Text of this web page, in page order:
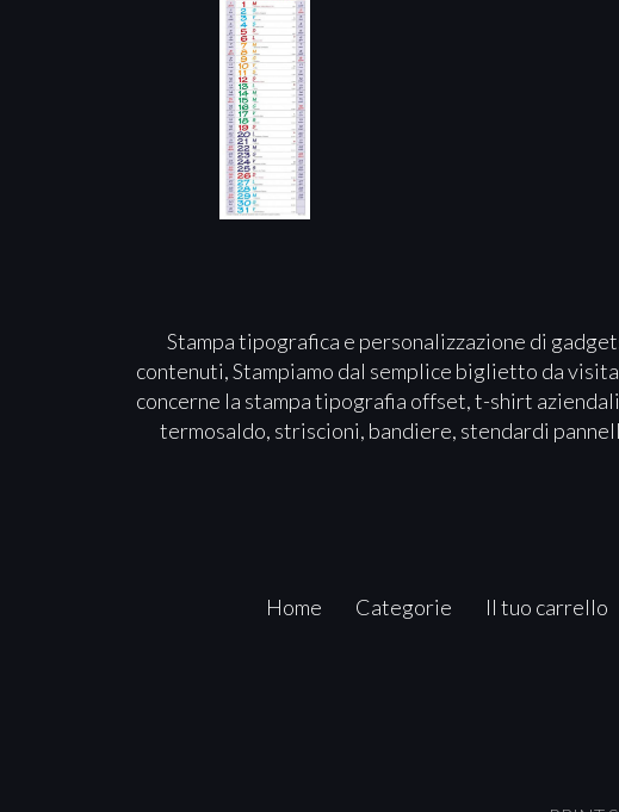
Stampa tipografica e personalizzazione di
contenuti, Stampiamo dal semplice biglietto da
concerne la stampa tipografia offset, t-shirt
termosaldo, striscioni, bandiere, stendardi
Home Categorie Il tuo carrello